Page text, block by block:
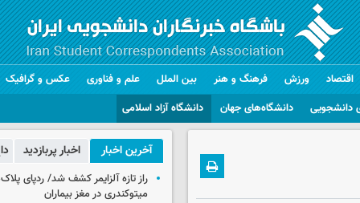
دانشجویی دانشگاه‌های جهان دانشگاه آزاد اسلامی
اقتصاد ورزش فرهنگ و هنر بین الملل علم و فناوری عکس و گرافیک
آخرین اخبار اخبار پربازدید
راز تازه آلزایمر کشف شد/ ردپای
میتوکندری در مغز بیماران